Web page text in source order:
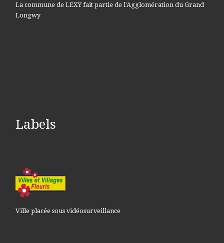
La commune de LEXY fait partie de l'Agglomération du Grand
Longwy
Labels
Ville placée sous vidéosurveillance